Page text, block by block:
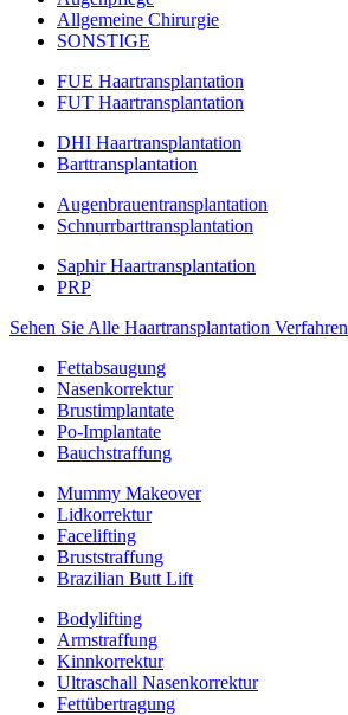
Allgemeine Chirurgie
SONSTIGE
FUE Haartransplantation
FUT Haartransplantation
DHI Haartransplantation
Barttransplantation
Augenbrauentransplantation
Schnurrbarttransplantation
Saphir Haartransplantation
PRP
Sehen Sie Alle Haartransplantation Verfahren
Fettabsaugung
Nasenkorrektur
Brustimplantate
Po-Implantate
Bauchstraffung
Mummy Makeover
Lidkorrektur
Facelifting
Bruststraffung
Brazilian Butt Lift
Bodylifting
Armstraffung
Kinnkorrektur
Ultraschall Nasenkorrektur
Fettübertragung